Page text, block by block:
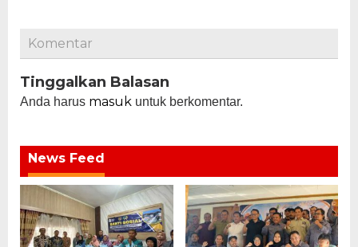
Komentar
Tinggalkan Balasan
Anda harus masuk untuk berkomentar.
News Feed